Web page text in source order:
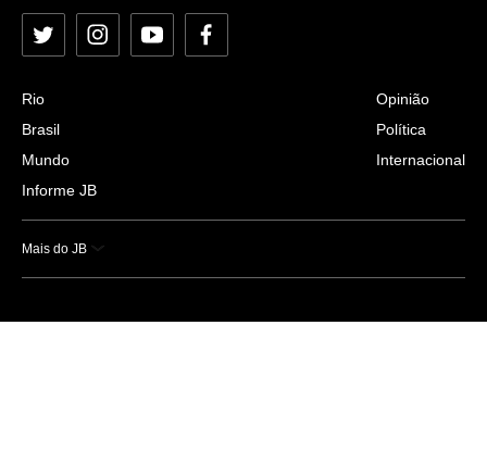
Twitter InstagramYouTubeFacebook
Rio
Brasil
Mundo
Informe JB
Opinião
Política
Internacional
Mais do JB
Esportes